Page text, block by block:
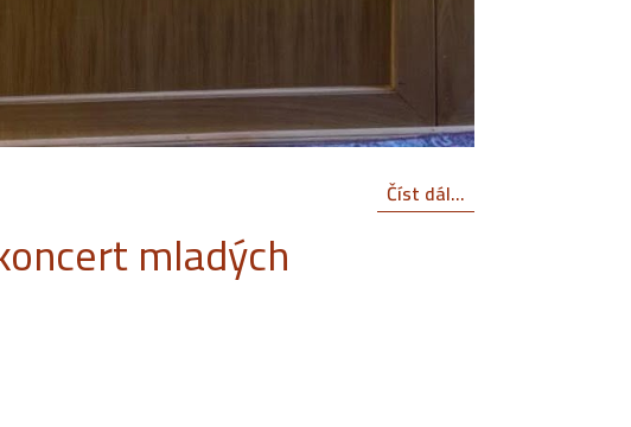
Číst dál...
mladých